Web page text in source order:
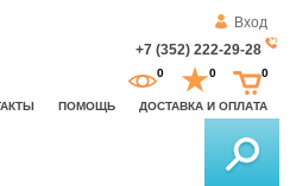
Вход
+7 (352) 222-29-28
ПОМОЩЬ ДОСТАВКА И ОПЛАТА
0 0 0